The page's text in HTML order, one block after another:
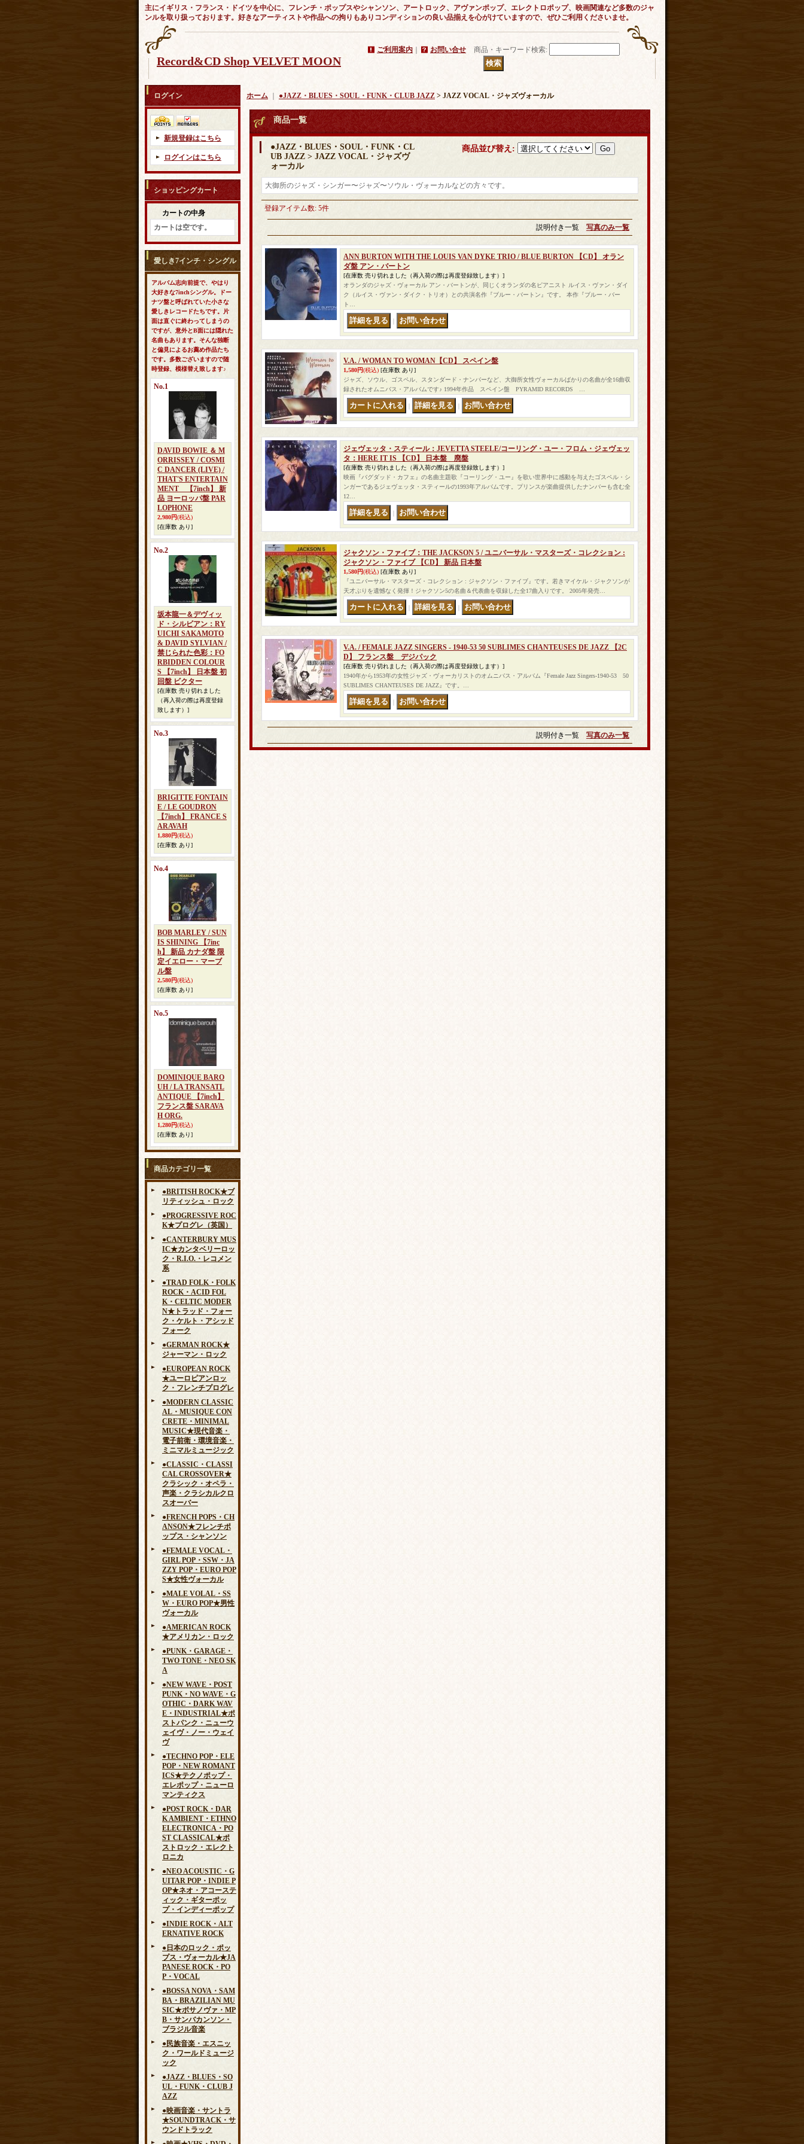
主にイギリス・フランス・ドイツを中心に、フレンチ・ポップスやシャンソン、アートロック、アヴァンポップ、エレクトロポップ、映画関連など多数のジャ
ンルを取り扱っております。好きなアーティストや作品への拘りもありコンディションの良い品揃えを心がけていますので、ぜひご利用くださいませ。
Record&CD Shop VELVET MOON
ご利用案内 お問い合せ 商品・キーワード検索:
ログイン
新規登録はこちら
ログインはこちら
ショッピングカート
カートの中身
カートは空です。
愛しき7インチ・シングル
アルバム志向前提で、やはり
大好きな7inchシングル。ドー
ナツ盤と呼ばれていた小さな
愛しきレコードたちです。片
面は直ぐに終わってしまうの
ですが、意外とB面には隠れた
名曲もあります。そんな独断
と偏見によるお薦め作品たち
です。多数ございますので随
時登録、模様替え致します♪
No.1
DAVID BOWIE ＆ M
ORRISSEY / COSMI
C DANCER (LIVE) /
THAT'S ENTERTAIN
MENT 【7inch】 新
品 ヨーロッパ盤 PAR
LOPHONE
2,980円(税込)
[在庫数 あり]
No.2
坂本龍一＆デヴィッ
ド・シルビアン：RY
UICHI SAKAMOTO
& DAVID SYLVIAN /
禁じられた色彩：FO
RBIDDEN COLOUR
S 【7inch】 日本盤 初
回盤 ビクター
[在庫数 売り切れました
（再入荷の際は再度登録
致します）]
No.3
BRIGITTE FONTAIN
E / LE GOUDRON
【7inch】 FRANCE S
ARAVAH
1,880円(税込)
[在庫数 あり]
No.4
BOB MARLEY / SUN
IS SHINING 【7inc
h】 新品 カナダ盤 限
定イエロー・マーブ
ル盤
2,580円(税込)
[在庫数 あり]
No.5
DOMINIQUE BARO
UH / LA TRANSATL
ANTIQUE 【7inch】
フランス盤 SARAVA
H ORG.
1,280円(税込)
[在庫数 あり]
商品カテゴリ一覧
●BRITISH ROCK★ブ
リティッシュ・ロック
●PROGRESSIVE ROC
K★プログレ（英国）
●CANTERBURY MUS
IC★カンタベリーロッ
ク・R.I.O.・レコメン
系
●TRAD FOLK・FOLK
ROCK・ACID FOL
K・CELTIC MODER
N★トラッド・フォー
ク・ケルト・アシッド
フォーク
●GERMAN ROCK★
ジャーマン・ロック
●EUROPEAN ROCK
★ユーロピアンロッ
ク・フレンチプログレ
●MODERN CLASSIC
AL・MUSIQUE CON
CRETE・MINIMAL
MUSIC★現代音楽・
電子前衛・環境音楽・
ミニマルミュージック
●CLASSIC・CLASSI
CAL CROSSOVER★
クラシック・オペラ・
声楽・クラシカルクロ
スオーバー
●FRENCH POPS・CH
ANSON★フレンチポ
ップス・シャンソン
●FEMALE VOCAL・
GIRL POP・SSW・JA
ZZY POP・EURO POP
S★女性ヴォーカル
●MALE VOLAL・SS
W・EURO POP★男性
ヴォーカル
●AMERICAN ROCK
★アメリカン・ロック
●PUNK・GARAGE・
TWO TONE・NEO SK
A
●NEW WAVE・POST
PUNK・NO WAVE・G
OTHIC・DARK WAV
E・INDUSTRIAL★ポ
ストパンク・ニューウ
ェイヴ・ノー・ウェイ
ヴ
●TECHNO POP・ELE
POP・NEW ROMANT
ICS★テクノポップ・
エレポップ・ニューロ
マンティクス
●POST ROCK・DAR
K AMBIENT・ETHNO
ELECTRONICA・PO
ST CLASSICAL★ポ
ストロック・エレクト
ロニカ
●NEO ACOUSTIC・G
UITAR POP・INDIE P
OP★ネオ・アコーステ
ィック・ギターポッ
プ・インディーポップ
●INDIE ROCK・ALT
ERNATIVE ROCK
●日本のロック・ポッ
プス・ヴォーカル★JA
PANESE ROCK・PO
P・VOCAL
●BOSSA NOVA・SAM
BA・BRAZILIAN MU
SIC★ボサノヴァ・MP
B・サンバカンソン・
ブラジル音楽
●民族音楽・エスニッ
ク・ワールドミュージ
ック
●JAZZ・BLUES・SO
UL・FUNK・CLUB J
AZZ
●映画音楽・サントラ
★SOUNDTRACK・サ
ウンドトラック
ホーム ●JAZZ・BLUES・SOUL・FUNK・CLUB JAZZ > JAZZ VOCAL・ジャズヴォーカル
商品一覧
●JAZZ・BLUES・SOUL・FUNK・CL
UB JAZZ > JAZZ VOCAL・ジャズヴ
ォーカル
商品並び替え :
大御所のジャズ・シンガー〜ジャズ〜ソウル・ヴォーカルなどの方々です。
登録アイテム数: 5件
説明付き一覧 写真のみ一覧
ANN BURTON WITH THE LOUIS VAN DYKE TRIO / BLUE BURTON 【CD】 オラン
ダ盤 アン・バートン
[在庫数 売り切れました（再入荷の際は再度登録致します）]
オランダのジャズ・ヴォーカル アン・バートンが、同じくオランダの名ピアニスト ルイス・ヴァン・ダイ
ク（ルイス・ヴァン・ダイク・トリオ）との共演名作『ブルー・バートン』です。 本作『ブルー・バー
ト…
V.A. / WOMAN TO WOMAN【CD】 スペイン盤
1,580円(税込) [在庫数 あり]
ジャズ、ソウル、ゴスペル、スタンダード・ナンバーなど、大御所女性ヴォーカルばかりの名曲が全16曲収
録されたオムニバス・アルバムです♪ 1994年作品 スペイン盤 PYRAMID RECORDS …
ジェヴェッタ・スティール：JEVETTA STEELE/コーリング・ユー・フロム・ジェヴェッ
タ：HERE IT IS 【CD】 日本盤 廃盤
[在庫数 売り切れました（再入荷の際は再度登録致します）]
映画『バグダッド・カフェ』の名曲主題歌『コーリング・ユー』を歌い世界中に感動を与えたゴスペル・シ
ンガーであるジェヴェッタ・スティールの1993年アルバムです。プリンスが楽曲提供したナンバーも含む全
12…
ジャクソン・ファイブ：THE JACKSON 5 / ユニバーサル・マスターズ・コレクション :
ジャクソン・ファイブ 【CD】 新品 日本盤
1,580円(税込) [在庫数 あり]
『ユニバーサル・マスターズ・コレクション : ジャクソン・ファイブ』です。若きマイケル・ジャクソンが
天才ぶりを遺憾なく発揮！ジャクソン5の名曲＆代表曲を収録した全17曲入りです。 2005年発売…
V.A. / FEMALE JAZZ SINGERS - 1940-53 50 SUBLIMES CHANTEUSES DE JAZZ 【2C
D】 フランス盤 デジパック
[在庫数 売り切れました（再入荷の際は再度登録致します）]
1940年から1953年の女性ジャズ・ヴォーカリストのオムニバス・アルバム『Female Jazz Singers-1940-53 50
SUBLIMES CHANTEUSES DE JAZZ』です。…
説明付き一覧 写真のみ一覧